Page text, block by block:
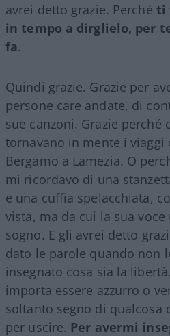
avrei detto grazie. Perché ti
in tempo a dirglielo, per
fa.
Quindi grazie. Grazie per
persone care andate, di
sue canzoni. Grazie perché
tornavano in mente i viaggi
Bergamo a Lamezia. O
mi ricordavo di una
e una cuffia spelacchiata,
vista, ma da cui la sua voce
sogno. E gli avrei detto
dato le parole quando non
insegnato cosa sia la
importa essere azzurro o
soltanto segno di qualcosa
per uscire. Per avermi